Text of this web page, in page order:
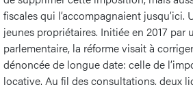
fiscales qui l’accompagnaient jusqu’ici.
jeunes propriétaires. Initiée en 2017 par
parlementaire, la réforme visait à
dénoncée de longue date: celle de
locative. Au fil des consultations, deux